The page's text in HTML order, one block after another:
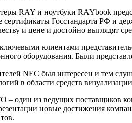
RAY и ноутбуки RAYbook
сертификаты Госстандарта РФ и
и цене и достойно выглядят
клиентами
оборудования. Были
NEC был интересен и тем
в области средств
один из ведущих поставщиков
новые достижения